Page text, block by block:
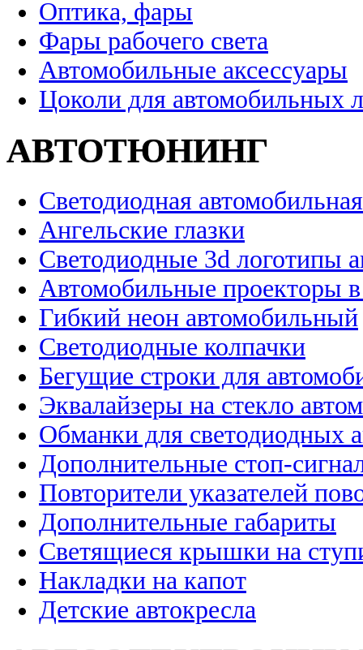
Оптика, фары
Фары рабочего света
Автомобильные аксессуары
Цоколи для автомобильных
АВТОТЮНИНГ
Светодиодная
Ангельские глазки
Светодиодные 3d логотипы
Автомобильные проекторы
Гибкий неон автомобильный
Светодиодные колпачки
Бегущие строки для
Эквалайзеры на стекло
Обманки для светодиодных
Дополнительные стоп-
Повторители указателей
Дополнительные габариты
Светящиеся крышки на
Накладки на капот
Детские автокресла